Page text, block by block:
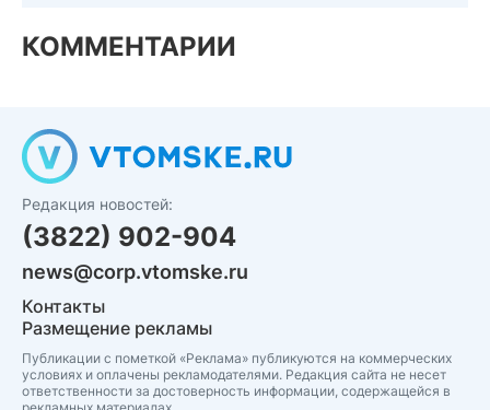
КОММЕНТАРИИ
Редакция новостей:
(3822) 902-904
news@corp.vtomske.ru
Контакты
Размещение рекламы
Публикации с пометкой «Реклама» публикуются на коммерческих
условиях и оплачены рекламодателями. Редакция сайта не несет
ответственности за достоверность информации, содержащейся в